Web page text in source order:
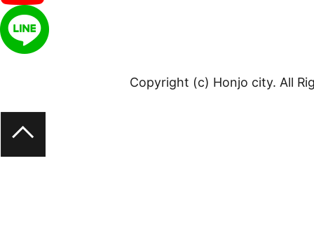
Copyright (c) Honjo city. All